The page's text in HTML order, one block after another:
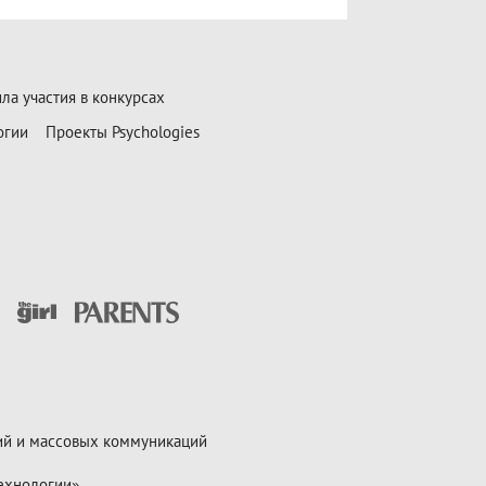
участия в конкурсах
Проекты Psychologies
и массовых коммуникаций